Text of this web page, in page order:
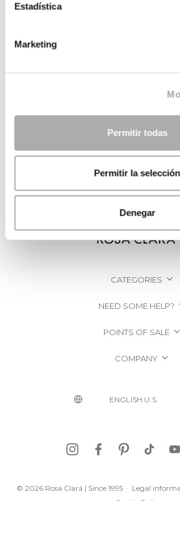
Estadística
Marketing
Permitir todas
Permitir la selección
Denegar
CATEGORIES
NEED SOME HELP?
POINTS OF SALE
COMPANY
© 2026 Rosa Clará | Since 1995 · Legal
Cookie Policy